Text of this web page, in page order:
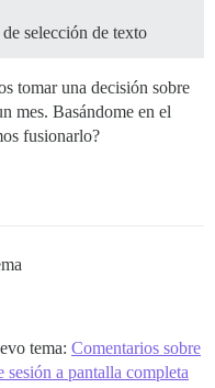
selección de texto
tomar una decisión sobre
mes. Basándome en el
fusionarlo?
tema: Comentarios sobre
a pantalla completa